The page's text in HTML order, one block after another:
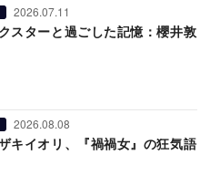
2026.07.11
スターと過ごした記憶：櫻井敦
2026.08.08
キイオリ、『禍禍女』の狂気語